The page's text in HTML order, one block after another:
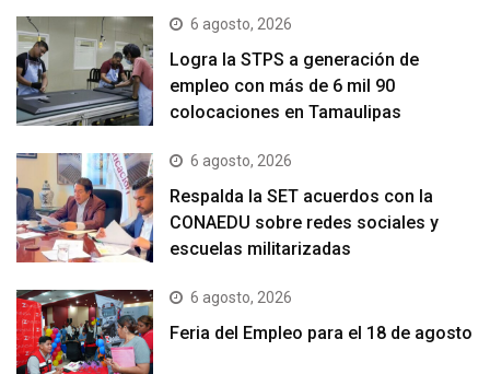
6 agosto, 2026
Logra la STPS a generación de
empleo con más de 6 mil 90
colocaciones en Tamaulipas
6 agosto, 2026
Respalda la SET acuerdos con la
CONAEDU sobre redes sociales y
escuelas militarizadas
6 agosto, 2026
Feria del Empleo para el 18 de agosto